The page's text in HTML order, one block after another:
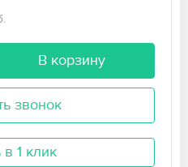
В корзину
звонок
в 1 клик